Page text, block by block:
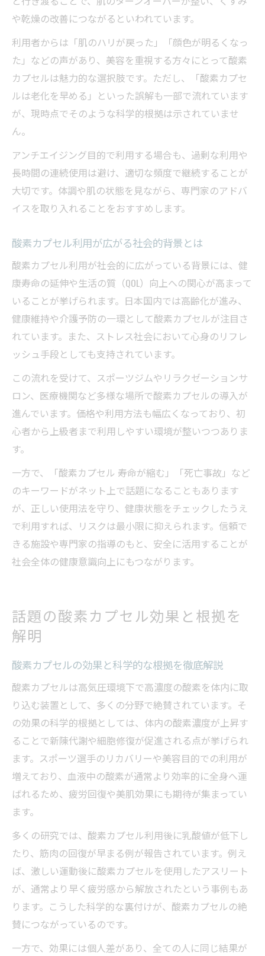
や乾燥の改善につながるといわれています。
利用者からは「肌のハリが戻った」「顔色が明るくなっ
た」などの声があり、美容を重視する方々にとって酸素
カプセルは魅力的な選択肢です。ただし、「酸素カプセ
ルは老化を早める」といった誤解も一部で流れています
が、現時点でそのような科学的根拠は示されていませ
ん。
アンチエイジング目的で利用する場合も、過剰な利用や
長時間の連続使用は避け、適切な頻度で継続することが
大切です。体調や肌の状態を見ながら、専門家のアドバ
イスを取り入れることをおすすめします。
酸素カプセル利用が広がる社会的背景とは
酸素カプセル利用が社会的に広がっている背景には、健
康寿命の延伸や生活の質（QOL）向上への関心が高まって
いることが挙げられます。日本国内では高齢化が進み、
健康維持や介護予防の一環として酸素カプセルが注目さ
れています。また、ストレス社会において心身のリフレ
ッシュ手段としても支持されています。
この流れを受けて、スポーツジムやリラクゼーションサ
ロン、医療機関など多様な場所で酸素カプセルの導入が
進んでいます。価格や利用方法も幅広くなっており、初
心者から上級者まで利用しやすい環境が整いつつありま
す。
一方で、「酸素カプセル 寿命が縮む」「死亡事故」など
のキーワードがネット上で話題になることもあります
が、正しい使用法を守り、健康状態をチェックしたうえ
で利用すれば、リスクは最小限に抑えられます。信頼で
きる施設や専門家の指導のもと、安全に活用することが
社会全体の健康意識向上にもつながります。
話題の酸素カプセル効果と根拠を
解明
酸素カプセルの効果と科学的な根拠を徹底解説
酸素カプセルは高気圧環境下で高濃度の酸素を体内に取
り込む装置として、多くの分野で絶賛されています。そ
の効果の科学的根拠としては、体内の酸素濃度が上昇す
ることで新陳代謝や細胞修復が促進される点が挙げられ
ます。スポーツ選手のリカバリーや美容目的での利用が
増えており、血液中の酸素が通常より効率的に全身へ運
ばれるため、疲労回復や美肌効果にも期待が集まってい
ます。
多くの研究では、酸素カプセル利用後に乳酸値が低下し
たり、筋肉の回復が早まる例が報告されています。例え
ば、激しい運動後に酸素カプセルを使用したアスリート
が、通常より早く疲労感から解放されたという事例もあ
ります。こうした科学的な裏付けが、酸素カプセルの絶
賛につながっているのです。
一方で、効果には個人差があり、全ての人に同じ結果が